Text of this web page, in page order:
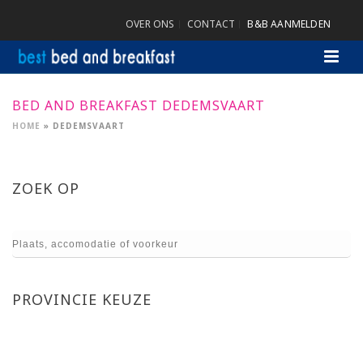
OVER ONS CONTACT B&B AANMELDEN
BED AND BREAKFAST DEDEMSVAART
HOME » DEDEMSVAART
ZOEK OP
PROVINCIE KEUZE